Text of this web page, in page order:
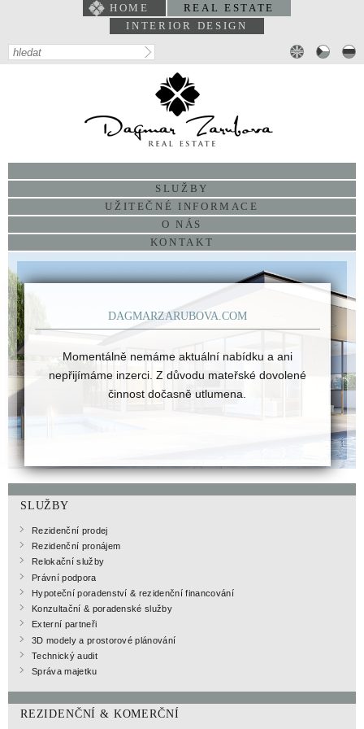
HOME
REAL ESTATE
INTERIOR DESIGN
SLUŽBY
UŽITEČNÉ INFORMACE
O NÁS
KONTAKT
DAGMARZARUBOVA.COM
Momentálně nemáme aktuální nabídku a ani
nepřijímáme inzerci. Z důvodu mateřské dovolené
činnost dočasně utlumena.
SLUŽBY
Rezidenční prodej
Rezidenční pronájem
Relokační služby
Právní podpora
Hypoteční poradenství & rezidenční financování
Konzultační & poradenské služby
Externí partneři
3D modely a prostorové plánování
Technický audit
Správa majetku
REZIDENČNÍ & KOMERČNÍ